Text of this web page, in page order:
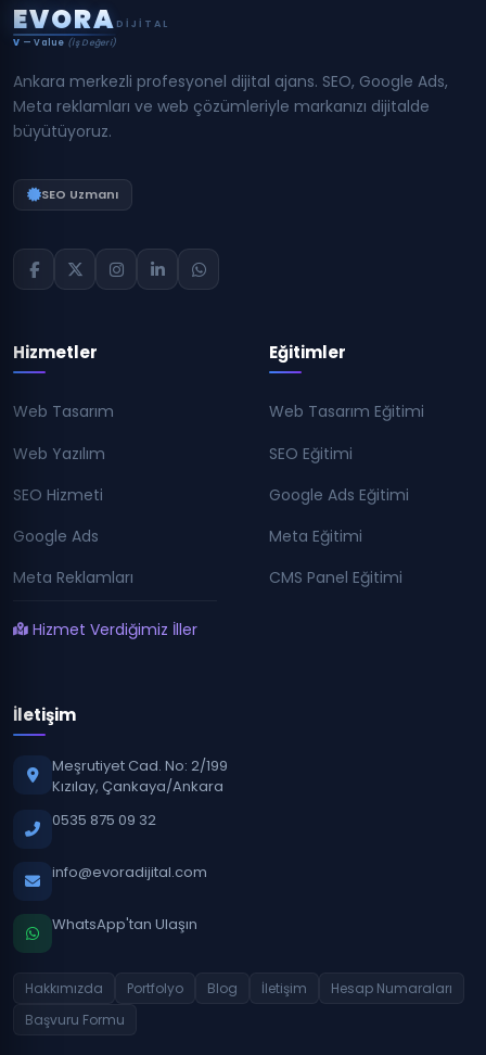
EVORA DIJITAL
V — Value (İş Değeri)
Ankara merkezli profesyonel dijital ajans. SEO, Google Ads,
Meta reklamları ve web çözümleriyle markanızı dijitalde
büyütüyoruz.
SEO Uzmanı
Hizmetler
Web Tasarım
Web Yazılım
SEO Hizmeti
Google Ads
Meta Reklamları
Hizmet Verdiğimiz İller
Eğitimler
Web Tasarım Eğitimi
SEO Eğitimi
Google Ads Eğitimi
Meta Eğitimi
CMS Panel Eğitimi
İletişim
Meşrutiyet Cad. No: 2/199
Kızılay, Çankaya/Ankara
0535 875 09 32
info@evoradijital.com
WhatsApp'tan Ulaşın
Hakkımızda Portfolyo Blog İletişim
Hesap Numaraları
Başvuru Formu